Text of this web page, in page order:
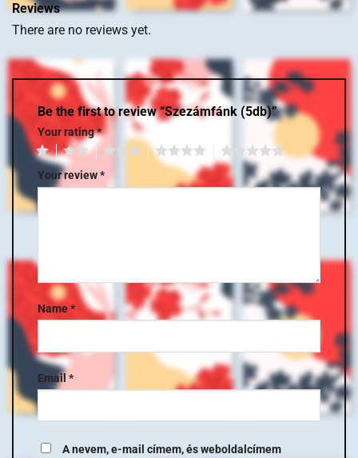
Reviews
There are no reviews yet.
Be the first to review “Szezámfánk (5db)”
Your rating*
1 2 3 4
Your review*
Name*
Email*
A nevem, e-mail címem, és weboldalcímem